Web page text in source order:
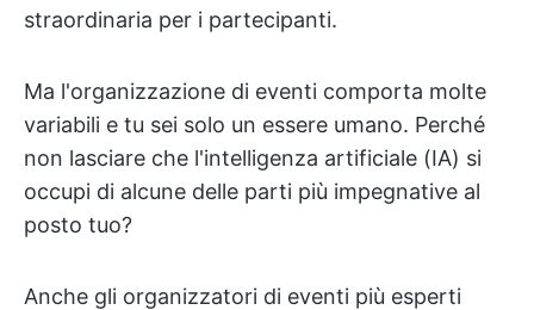
straordinaria per i partecipanti.
Ma l'organizzazione di eventi comporta molte
variabili e tu sei solo un essere umano. Perché
non lasciare che l'intelligenza artificiale (IA) si
occupi di alcune delle parti più impegnative al
posto tuo?
Anche gli organizzatori di eventi più esperti